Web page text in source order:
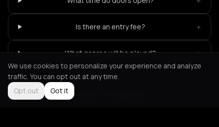
Is there an entry fee? +
What genres will be played? +
Not feeling it? All events in Thessaloniki
We use cookies to personalize your experience and analyze
traffic. You can opt out at any time.
Opt out
Got it